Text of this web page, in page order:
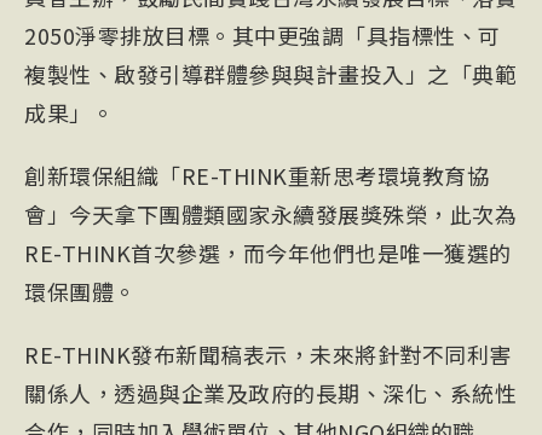
2050淨零排放目標。其中更強調「具指標性、可
複製性、啟發引導群體參與與計畫投入」之「典範
成果」。
創新環保組織「RE-THINK重新思考環境教育協
會」今天拿下團體類國家永續發展獎殊榮，此次為
RE-THINK首次參選，而今年他們也是唯一獲選的
環保團體。
RE-THINK發布新聞稿表示，未來將針對不同利害
關係人，透過與企業及政府的長期、深化、系統性